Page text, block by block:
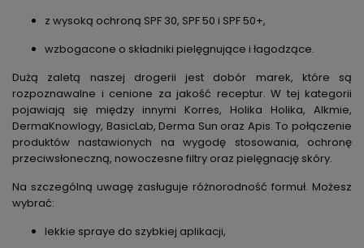
z wysoką ochroną SPF 30, SPF 50 i SPF 50+,
wzbogacone o składniki pielęgnujące i łagodzące.
Dużą zaletą naszej drogerii jest dobór marek, które są
rozpoznawalne i cenione za jakość receptur. W tej kategorii
pojawiają się między innymi Korres, Holika Holika, Alkmie,
DermaKnowlogy, BasicLab, Derma Sun oraz Apis. To połączenie
produktów nastawionych na wygodę stosowania, ochronę
przeciwsłoneczną, nowoczesne filtry oraz pielęgnację skóry.
Na szczególną uwagę zasługuje różnorodność formuł. Możesz
wybrać:
lekkie spraye do szybkiej aplikacji,